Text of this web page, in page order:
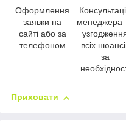
Оформлення
заявки на
сайті або за
телефоном
менеджера
всіх
за
Приховати